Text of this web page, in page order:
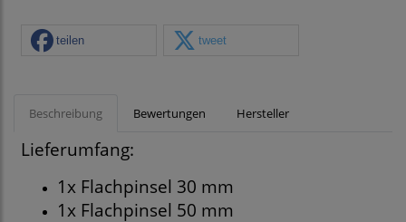
teilen tweet
Beschreibung Bewertungen Hersteller
Lieferumfang:
1x Flachpinsel 30 mm
1x Flachpinsel 50 mm